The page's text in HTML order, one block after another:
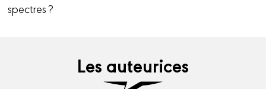
spectres ?
Les auteurices